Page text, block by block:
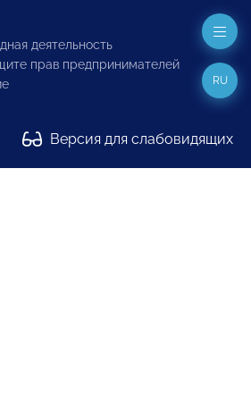
деятельность
прав предпринимателей
Версия для слабовидящих
RU